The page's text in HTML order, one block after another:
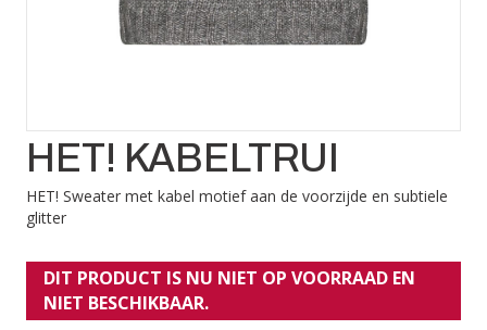
HET! KABELTRUI
HET! Sweater met kabel motief aan de voorzijde en subtiele
glitter
DIT PRODUCT IS NU NIET OP VOORRAAD EN
NIET BESCHIKBAAR.